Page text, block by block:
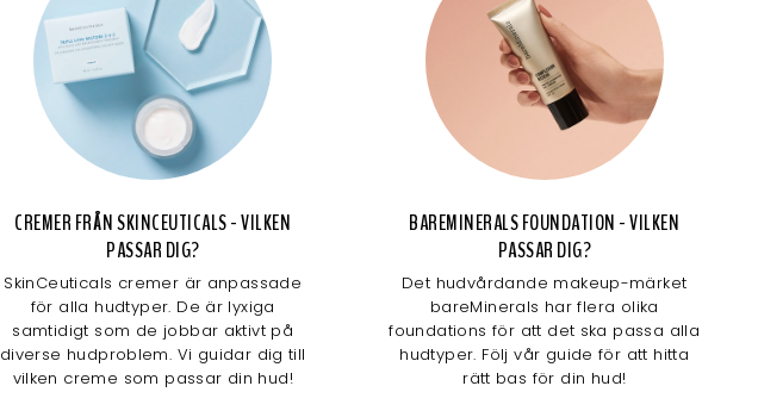
CREMER FRÅN SKINCEUTICALS - VILKEN
PASSAR DIG?
SkinCeuticals cremer är anpassade
för alla hudtyper. De är lyxiga
samtidigt som de jobbar aktivt på
diverse hudproblem. Vi guidar dig till
vilken creme som passar din hud!
BAREMINERALS FOUNDATION - VILKEN
PASSAR DIG?
Det hudvårdande makeup-märket
bareMinerals har flera olika
foundations för att det ska passa alla
hudtyper. Följ vår guide för att hitta
rätt bas för din hud!